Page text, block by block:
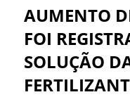
AUMENTO
FOI
SOLUÇÃO